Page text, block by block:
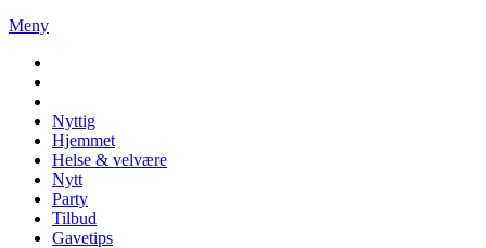
Meny
Nyttig
Hjemmet
Helse & velvære
Nytt
Party
Tilbud
Gavetips